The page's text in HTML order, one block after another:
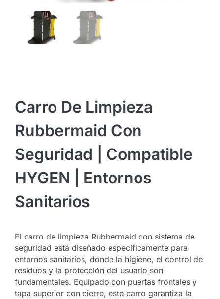
Carro De Limpieza
Rubbermaid Con
Seguridad | Compatible
HYGEN | Entornos
Sanitarios
El carro de limpieza Rubbermaid con sistema de
seguridad está diseñado específicamente para
entornos sanitarios, donde la higiene, el control de
residuos y la protección del usuario son
fundamentales. Equipado con puertas frontales y
tapa superior con cierre, este carro garantiza la